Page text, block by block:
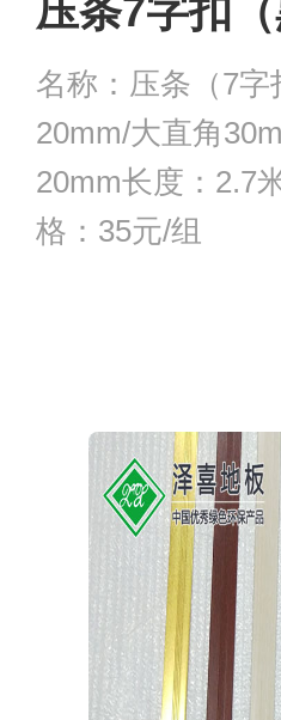
压条7字扣（
名称：压条（7
20mm/大直角
20mm长度：2.7
格：35元/组